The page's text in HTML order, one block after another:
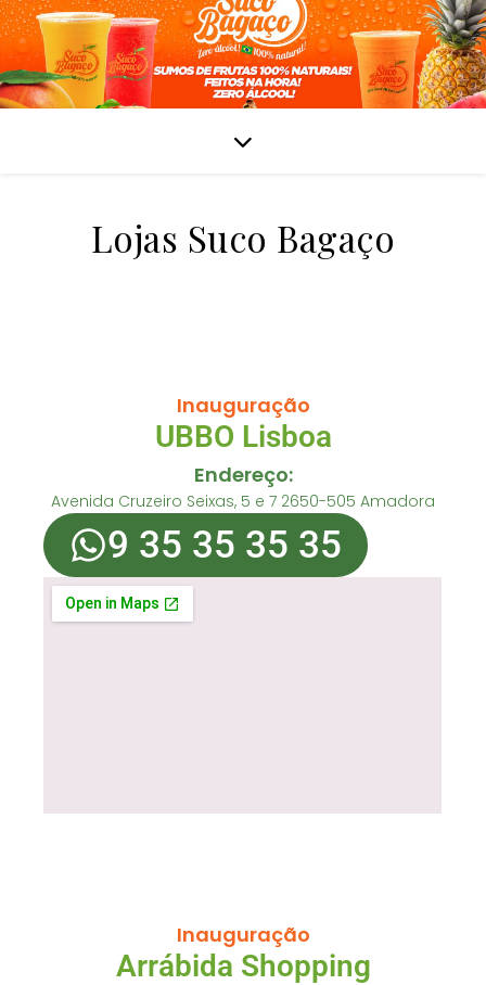
Lojas Suco Bagaço
Inauguração
UBBO Lisboa
Endereço:
Avenida Cruzeiro Seixas, 5 e 7 2650-505 Amadora
9 35 35 35 35
Inauguração
Arrábida Shopping